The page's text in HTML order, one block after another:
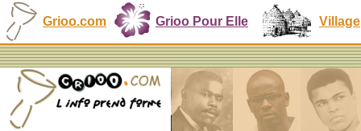
Grioo.com Grioo Pour Elle Village